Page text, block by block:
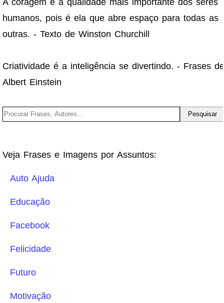
A coragem é a qualidade mais importante dos seres
humanos, pois é ela que abre espaço para todas as
outras. - Texto de Winston Churchill
Criatividade é a inteligência se divertindo. - Frases de
Albert Einstein
Veja Frases e Imagens por Assuntos:
Auto Ajuda
Educação
Facebook
Felicidade
Futuro
Motivação